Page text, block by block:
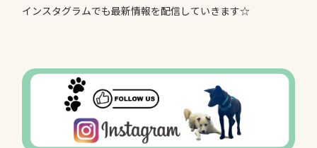
インスタグラムでも最新情報を配信していきます☆